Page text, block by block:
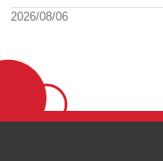
2026/08/06